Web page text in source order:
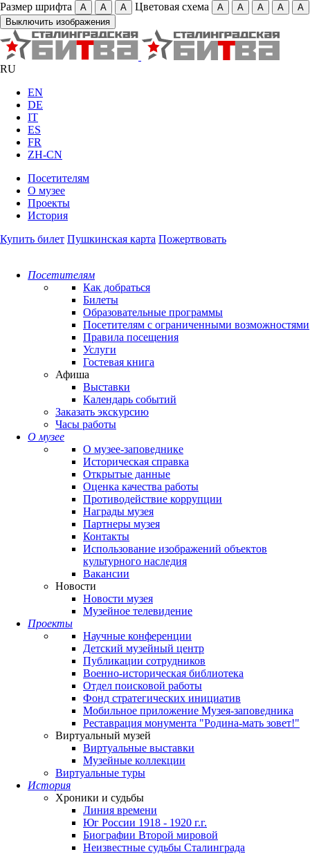
Размер шрифта А А А Цветовая схема А А А А
А
Выключить изображения
RU
EN
DE
IT
ES
FR
ZH-CN
Посетителям
О музее
Проекты
История
Купить билет Пушкинская карта Пожертвовать
Посетителям
Как добраться
Билеты
Образовательные программы
Посетителям с ограниченными возможностями
Правила посещения
Услуги
Гостевая книга
Афиша
Выставки
Календарь событий
Заказать экскурсию
Часы работы
О музее
О музее-заповеднике
Историческая справка
Открытые данные
Оценка качества работы
Противодействие коррупции
Награды музея
Партнеры музея
Контакты
Использование изображений объектов
культурного наследия
Вакансии
Новости
Новости музея
Музейное телевидение
Проекты
Научные конференции
Детский музейный центр
Публикации сотрудников
Военно-историческая библиотека
Отдел поисковой работы
Фонд стратегических инициатив
Мобильное приложение Музея-заповедника
Реставрация монумента "Родина-мать зовет!"
Виртуальный музей
Виртуальные выставки
Музейные коллекции
Виртуальные туры
История
Хроники и судьбы
Линия времени
Юг России 1918 - 1920 г.г.
Биографии Второй мировой
Неизвестные судьбы Сталинграда